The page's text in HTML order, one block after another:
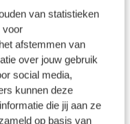
van statistieken
voor
afstemmen van
over jouw gebruik
social media,
kunnen deze
die jij aan ze
op basis van
zeggen
139 reviews